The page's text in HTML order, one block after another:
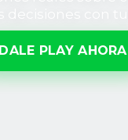
DALE PLAY AHORA